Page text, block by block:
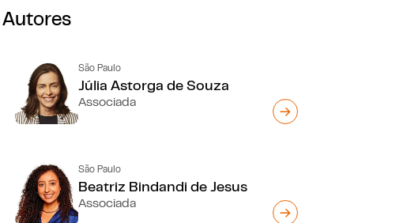
Autores
São Paulo
Júlia Astorga de Souza
Associada
São Paulo
Beatriz Bindandi de Jesus
Associada